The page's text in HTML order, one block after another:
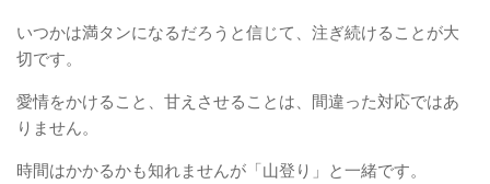
いつかは満タンになるだろうと信じて、注ぎ続けることが大
切です。
愛情をかけること、甘えさせることは、間違った対応ではあ
りません。
時間はかかるかも知れませんが「山登り」と一緒です。